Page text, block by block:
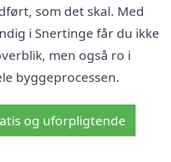
som det skal. Med
i Snertinge får du ikke
men også ro i
byggeprocessen.
og uforpligtende